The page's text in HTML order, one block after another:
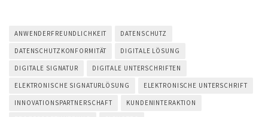
ANWENDERFREUNDLICHKEIT DATENSCHUTZ
DATENSCHUTZKONFORMITÄT DIGITALE LÖSUNG
DIGITALE SIGNATUR DIGITALE UNTERSCHRIFTEN
ELEKTRONISCHE SIGNATURLÖSUNG ELEKTRONISCHE UNTERSCHRIFT
INNOVATIONSPARTNERSCHAFT KUNDENINTERAKTION